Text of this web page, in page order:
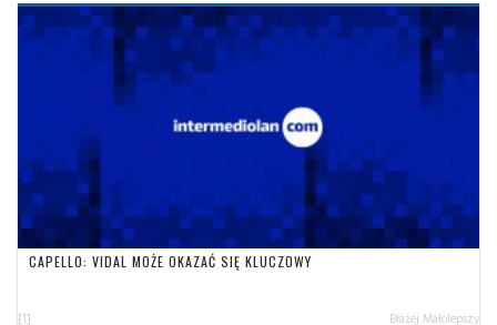
CAPELLO: VIDAL MOŻE OKAZAĆ SIĘ KLUCZOWY
[1] Błażej Małolepszy